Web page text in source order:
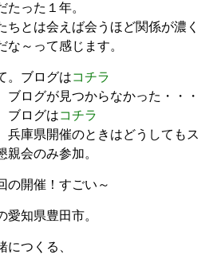
たった１年。
ちとは会えば会うほど関係が濃く
～って感じます。
。ブログはコチラ
ログが見つからなかった・・・
ブログはコチラ
兵庫県開催のときはどうしてもス
会のみ参加。
の開催！すごい～
愛知県豊田市。
につくる、